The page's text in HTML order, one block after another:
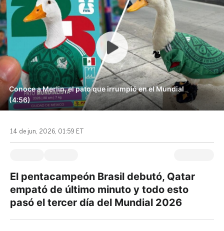
Conoce a Merlin, el pato que irrumpió en el Mundial
(4:56)
14 de jun, 2026, 01:59 ET
El pentacampeón Brasil debutó, Qatar
empató de último minuto y todo esto
pasó el tercer día del Mundial 2026